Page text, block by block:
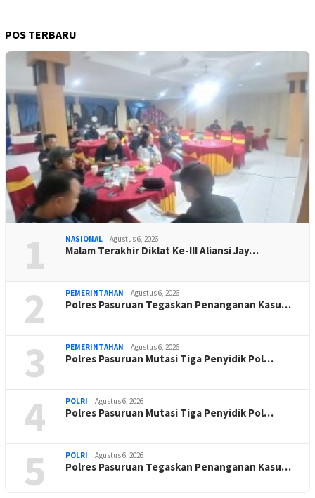
POS TERBARU
1 NASIONAL Agustus 6, 2026
Malam Terakhir Diklat Ke-III Aliansi Jay…
2 PEMERINTAHAN Agustus 6, 2026
Polres Pasuruan Tegaskan Penanganan Kasu…
3 PEMERINTAHAN Agustus 6, 2026
Polres Pasuruan Mutasi Tiga Penyidik Pol…
4 POLRI Agustus 6, 2026
Polres Pasuruan Mutasi Tiga Penyidik Pol…
5 POLRI Agustus 6, 2026
Polres Pasuruan Tegaskan Penanganan Kasu…